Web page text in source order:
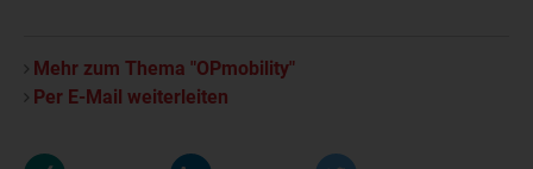
Mehr zum Thema "OPmobility"
Per E-Mail weiterleiten